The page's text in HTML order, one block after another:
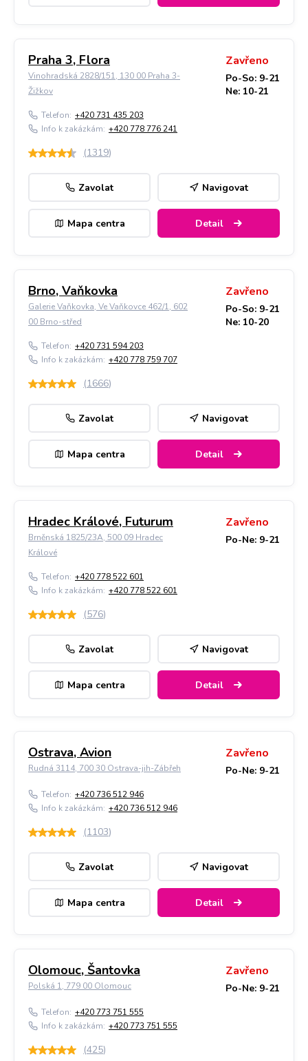
Praha 3, Flora
Vinohradská 2828/151, 130 00 Praha 3-
Žižkov
Zavřeno
Po-So: 9-21
Ne: 10-21
Telefon: +420 731 435 203
Info k zakázkám: +420 778 776 241
(1319)
Zavolat Navigovat
Mapa centra Detail
Brno, Vaňkovka
Galerie Vaňkovka, Ve Vaňkovce 462/1, 602
00 Brno-střed
Zavřeno
Po-So: 9-21
Ne: 10-20
Telefon: +420 731 594 203
Info k zakázkám: +420 778 759 707
(1666)
Zavolat Navigovat
Mapa centra Detail
Hradec Králové, Futurum
Brněnská 1825/23A, 500 09 Hradec
Králové
Zavřeno
Po-Ne: 9-21
Telefon: +420 778 522 601
Info k zakázkám: +420 778 522 601
(576)
Zavolat Navigovat
Mapa centra Detail
Ostrava, Avion
Rudná 3114, 700 30 Ostrava-jih-Zábřeh
Zavřeno
Po-Ne: 9-21
Telefon: +420 736 512 946
Info k zakázkám: +420 736 512 946
(1103)
Zavolat Navigovat
Mapa centra Detail
Olomouc, Šantovka
Polská 1, 779 00 Olomouc
Zavřeno
Po-Ne: 9-21
Telefon: +420 773 751 555
Info k zakázkám: +420 773 751 555
(425)